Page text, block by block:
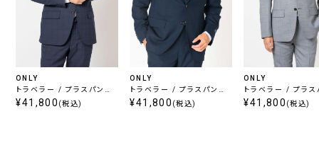
ONLY
トラベラー / プラスパンツ
セット ネイビー チェック
¥41,800 (税込)
ONLY
トラベラー / プラスパンツ
セット ネイビー無地
¥41,800 (税込)
ONLY
トラベラー / プラス
セット ライトグレー
¥41,800 (税込)